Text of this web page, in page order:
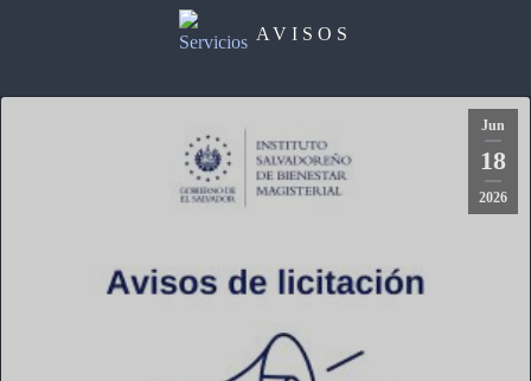
AVISOS
Jun
18
2026